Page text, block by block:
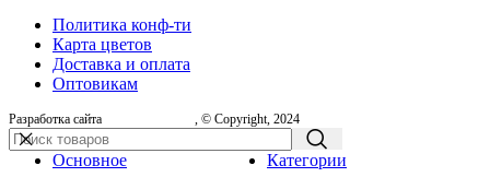
Политика конф-ти
Карта цветов
Доставка и оплата
Оптовикам
Разработка сайта , © Copyright, 2024
Основное
Категории